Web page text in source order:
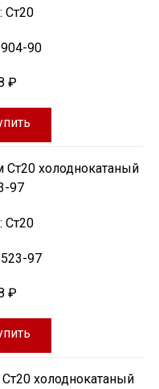
Ст20
90
₽
холоднокатаный
97
Ст20
97
₽
холоднокатаный